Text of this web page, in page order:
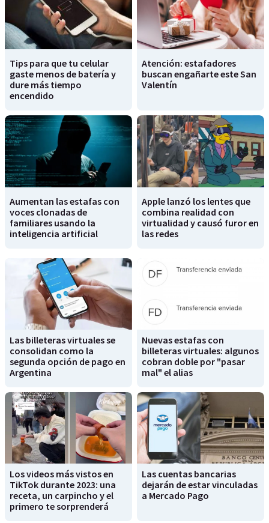
Tips para que tu celular
gaste menos de batería y
dure más tiempo
encendido
Atención: estafadores
buscan engañarte este San
Valentín
Aumentan las estafas con
voces clonadas de
familiares usando la
inteligencia artificial
Apple lanzó los lentes que
combina realidad con
virtualidad y causó furor en
las redes
Las billeteras virtuales se
consolidan como la
segunda opción de pago en
Argentina
Nuevas estafas con
billeteras virtuales: algunos
cobran doble por "pasar
mal" el alias
Los videos más vistos en
TikTok durante 2023: una
receta, un carpincho y el
primero te sorprenderá
Las cuentas bancarias
dejarán de estar vinculadas
a Mercado Pago